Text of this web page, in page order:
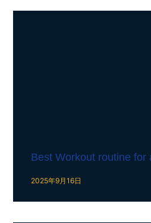
Best Workout routine for
2025年9月16日